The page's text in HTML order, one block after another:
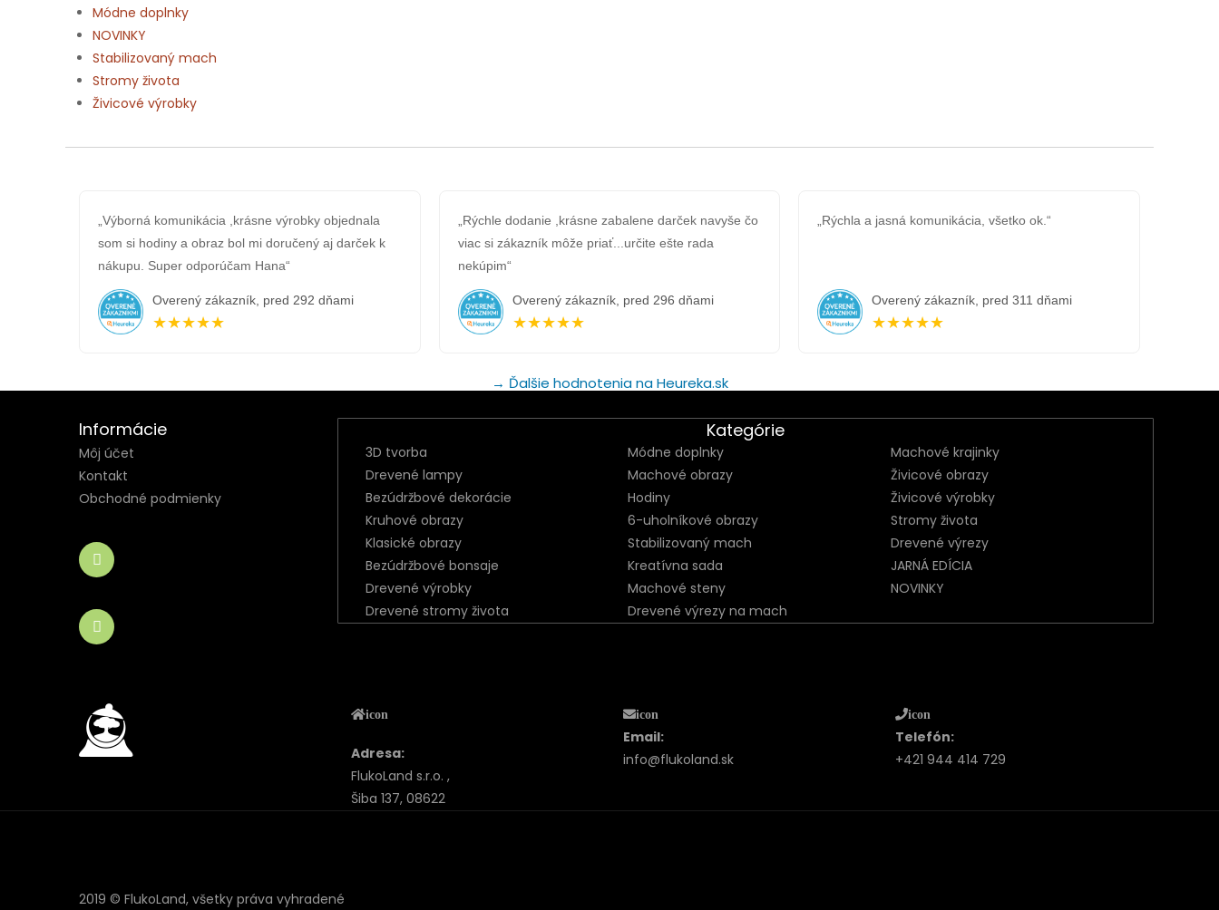
Módne doplnky
NOVINKY
Stabilizovaný mach
Stromy života
Živicové výrobky
„Výborná komunikácia ,krásne výrobky objednala
som si hodiny a obraz bol mi doručený aj darček k
nákupu. Super odporúčam Hana“
Overený zákazník, pred 292 dňami
★★★★★
„Rýchle dodanie ,krásne zabalene darček navyše čo
viac si zákazník môže priať...určite ešte rada
nekúpim“
Overený zákazník, pred 296 dňami
★★★★★
„Rýchla a jasná komunikácia, všetko ok.“
Overený zákazník, pred 311 dňami
★★★★★
→ Ďalšie hodnotenia na Heureka.sk
Informácie
Môj účet
Kontakt
Obchodné podmienky
Kategórie
3D tvorba Módne doplnky
Machové krajinky
Drevené lampy
Machové obrazy
Živicové obrazy
Bezúdržbové dekorácie
Hodiny
Živicové výrobky
Kruhové obrazy
6-uholníkové obrazy
Stromy života
Klasické obrazy
Stabilizovaný mach
Drevené výrezy
Bezúdržbové bonsaje
Kreatívna sada
JARNÁ EDÍCIA
Drevené výrobky
Machové steny
NOVINKY
Drevené stromy života
Drevené výrezy na mach
icon
Adresa:
FlukoLand s.r.o. ,
Šiba 137, 08622
icon
Email:
info@flukoland.sk
icon
Telefón:
+421 944 414 729
2019 © FlukoLand, všetky práva vyhradené